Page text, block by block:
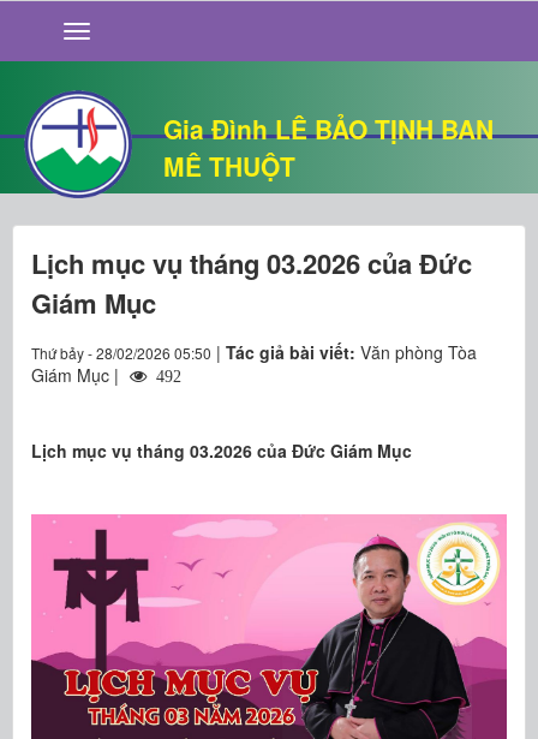
Gia Đình LÊ BẢO TỊNH BAN
MÊ THUỘT
GIỚI THIỆU
TIN TỨC
SỐNG ĐẠO
CHUYỆN NHÀ
QUÁN VĂN
THƯ GIÃN
Lịch mục vụ tháng 03.2026 của Đức
Giám Mục
Thứ bảy - 28/02/2026 05:50 | Tác giả bài viết: Văn phòng Tòa
Giám Mục |
492
Lịch mục vụ tháng 03.2026 của Đức Giám Mục